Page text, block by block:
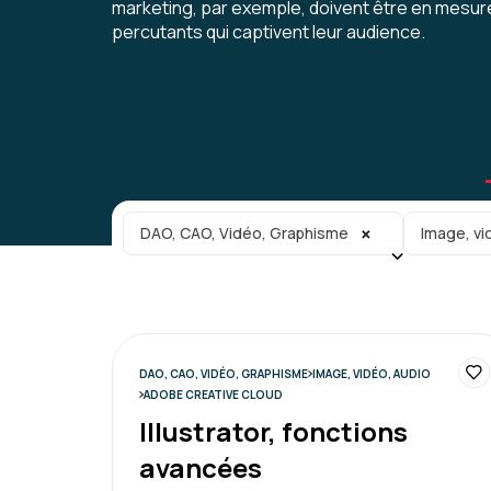
marketing, par exemple, doivent être en
percutants qui captivent leur audience.
Catégorie principale ×
DAO, CAO, Vidéo, Graphisme Sous-
Image,
DAO, CAO, VIDÉO, GRAPHISME IMAGE, VIDÉO, AUDIO
ADOBE CREATIVE CLOUD
Illustrator, fonctions
avancées